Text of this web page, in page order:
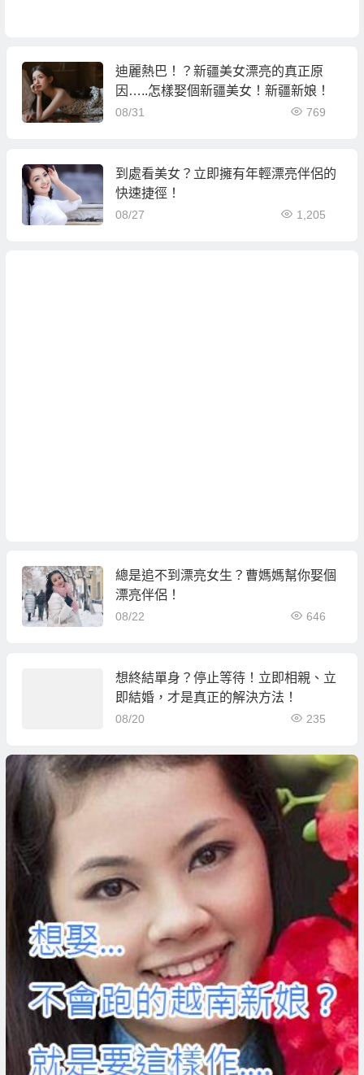
迪麗熱巴！？新疆美女漂亮的真正原
因…..怎樣娶個新疆美女！新疆新娘！
08/31 769
到處看美女？立即擁有年輕漂亮伴侶的
快速捷徑！
08/27 1,205
總是追不到漂亮女生？曹媽媽幫你娶個
漂亮伴侶！
08/22 646
想終結單身？停止等待！立即相親、立
即結婚，才是真正的解決方法！
08/20 235